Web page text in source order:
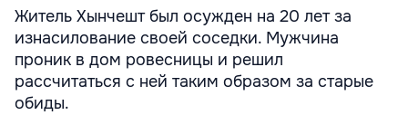
Житель Хынчешт был осужден на 20 лет за
изнасилование своей соседки. Мужчина
проник в дом ровесницы и решил
рассчитаться с ней таким образом за старые
обиды.